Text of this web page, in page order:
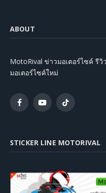
ABOUT
MotoRival ข่าวมอเตอร์ไซค์ รี
มอเตอร์ไซค์ใหม่
FacebookYouTubeTikTok
STICKER LINE MOTORIVAL